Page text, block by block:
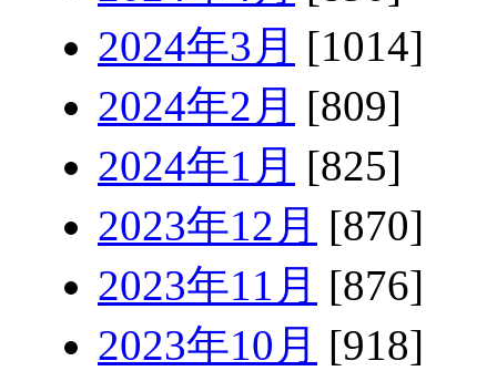
2024年3月 [1014]
2024年2月 [809]
2024年1月 [825]
2023年12月 [870]
2023年11月 [876]
2023年10月 [918]